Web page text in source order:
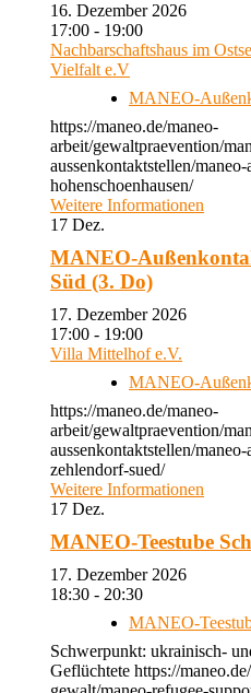
16. Dezember 2026
17:00 - 19:00
Nachbarschaftshaus im
Vielfalt e.V
MANEO-
https://maneo.de/maneo-
arbeit/gewaltpraevention/
aussenkontaktstellen/
hohenschoenhausen/
Weitere Informationen
17 Dez.
MANEO-
Süd (3. Do)
17. Dezember 2026
17:00 - 19:00
Villa Mittelhof e.V.
MANEO-
https://maneo.de/maneo-
arbeit/gewaltpraevention/
aussenkontaktstellen/
zehlendorf-sued/
Weitere Informationen
17 Dez.
MANEO-Teestube
17. Dezember 2026
18:30 - 20:30
MANEO-
Schwerpunkt: ukrainisch-
Geflüchtete https://